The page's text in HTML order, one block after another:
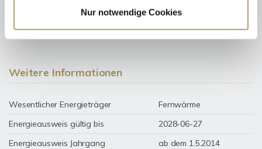
Nur notwendige Cookies
Energieverbrauchskennwert
Weitere Informationen
Wesentlicher Energieträger
Fernwärme
Energieausweis gültig bis
2028-06-27
Energieausweis Jahrgang
ab dem 1.5.2014